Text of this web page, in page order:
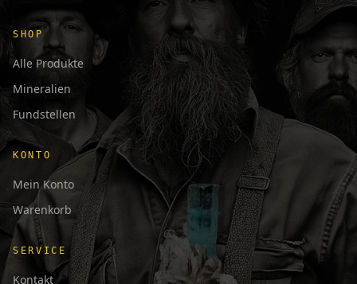
SHOP
Alle Produkte
Mineralien
Fundstellen
KONTO
Mein Konto
Warenkorb
SERVICE
Kontakt